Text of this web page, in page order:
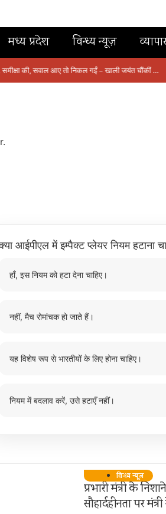
मध्य प्रदेश विन्ध्य न्यूज़
मंत्री आईं, समीक्षा की, सवाल आए तो निकल गईं – खाली जयंत चौंकीं पर नहीं दिया जवाब
आईपीएल में इम्पैक्ट प्लेयर नियम हटाना
हाँ, इस नियम को हटा देना चाहिए।
नहीं, मैच रोमांचक हो जाते हैं।
यह विशेष रूप से भारतीयों के लिए होना चाहिए।
नियम में बदलाव करें, उसे हटाएँ नहीं।
विन्ध्य न्यूज़
प्रभारी मंत्री के
सौहार्दहीनता पर